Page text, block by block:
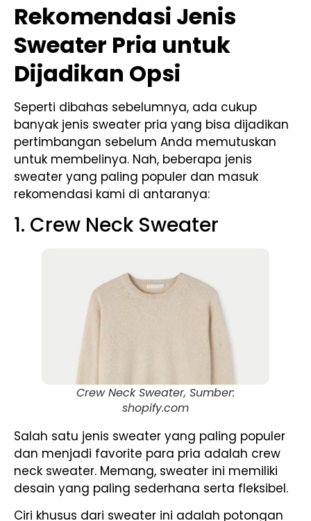
Rekomendasi Jenis
Sweater Pria untuk
Dijadikan Opsi
Seperti dibahas sebelumnya, ada cukup
banyak jenis sweater pria yang bisa dijadikan
pertimbangan sebelum Anda memutuskan
untuk membelinya. Nah, beberapa jenis
sweater yang paling populer dan masuk
rekomendasi kami di antaranya:
1. Crew Neck Sweater
Crew Neck Sweater, Sumber:
shopify.com
Salah satu jenis sweater yang paling populer
dan menjadi favorite para pria adalah crew
neck sweater. Memang, sweater ini memiliki
desain yang paling sederhana serta fleksibel.
Ciri khusus dari sweater ini adalah potongan